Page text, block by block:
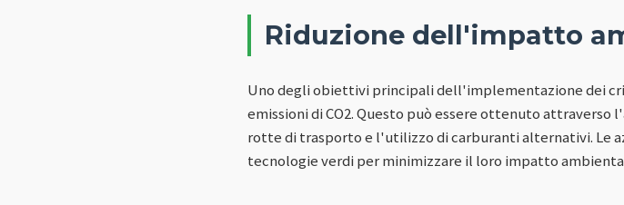
Riduzione dell'impatto
Uno degli obiettivi principali dell'implementazione dei
emissioni di CO2. Questo può essere ottenuto
rotte di trasporto e l'utilizzo di carburanti alternativi. Le
tecnologie verdi per minimizzare il loro impatto